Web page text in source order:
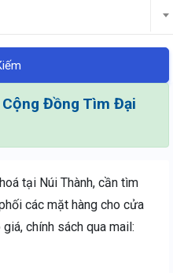
Cộng Đồng Tìm Đại
tại Núi Thành, cần tìm
các mặt hàng cho cửa
chính sách qua mail: